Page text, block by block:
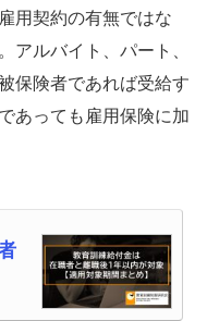
用契約の有無ではな
アルバイト、パート、
保険者であれば受給す
あっても雇用保険に加